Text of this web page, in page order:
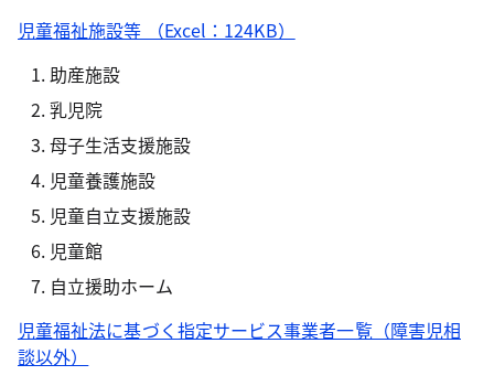
児童福祉施設等 （Excel：124KB）
助産施設
乳児院
母子生活支援施設
児童養護施設
児童自立支援施設
児童館
自立援助ホーム
児童福祉法に基づく指定サービス事業者一覧（障害児相
談以外）